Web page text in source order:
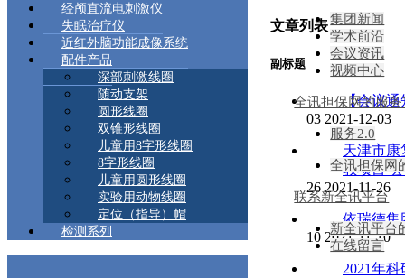
集团新闻
学术前沿
会议资讯
视频中心
全讯担保网的服
服务2.0
全讯担保网
联系新全讯平台
新全讯平台
在线留言
经颅直流电刺激仪
失眠治疗仪
近红外脑功能成像系统
配件产品
深部刺激线圈
随动支架
圆形线圈
双锥形线圈
儿童用8字形线圈
8字形线圈
儿童用圆形线圈
实验用动物线圈
定位（指导）帽
检测系列
文章列表
副标题
【会议通
03 2021-12-03
天津市康
教项目
26 2021-11-26
依瑞德集
10 2021-11-10
2021年